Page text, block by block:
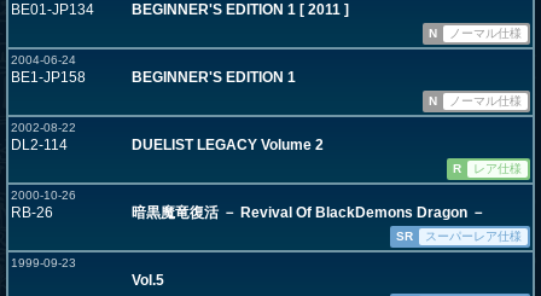
BE01-JP134 BEGINNER'S EDITION 1 [ 2011 ]
N
ノーマル仕様
2004-06-24
BE1-JP158 BEGINNER'S EDITION 1
N
ノーマル仕様
2002-08-22
DL2-114 DUELIST LEGACY Volume 2
R
レア仕様
2000-10-26
RB-26 暗黒魔竜復活 － Revival Of BlackDemons Dragon －
SR
スーパーレア仕様
1999-09-23
Vol.5